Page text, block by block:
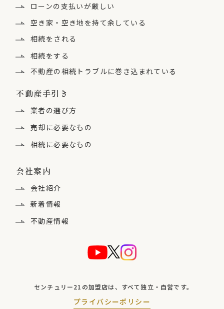
当該第三者が講ずる個人情報の保護のための措置に
関する情報：当該国の本部および加盟店が定める個
人情報保護方針並びに当該国が定める法令に基づき
５．個人情報の開示等の求めに応じる手続
お客様には、お客様の個人情報の利用目的の通
知、開示、内容の訂正、追加又は削除、利用の
停止、消去及び第三者への提供の停止、第三者
提供記録の開示を要求する権利があります。詳
ください。
当社に対して個人情報を提出することは任意で
は、当社からの返信やサービスの実施ができな
さい。
7.保有個人データの安全管理のために講じた措置
ローンの支払いが厳しい
空き家・空き地を持て余している
相続をされる
相続をする
不動産の相続トラブルに巻き込まれている
不動産手引き
業者の選び方
売却に必要なもの
相続に必要なもの
会社案内
会社紹介
新着情報
不動産情報
センチュリー21の加盟店は、 すべて独立・自営です。
プライバシーポリシー